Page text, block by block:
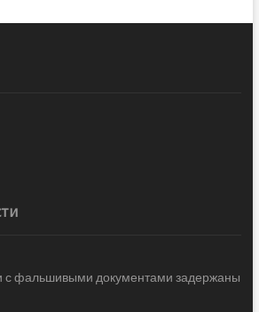
с фальшивыми документами задержаны